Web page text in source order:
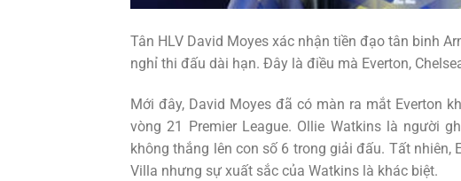
Tân HLV David Moyes xác nhận tiền đạo tân binh
nghỉ thi đấu dài hạn. Đây là điều mà Everton,
Mới đây, David Moyes đã có màn ra mắt Everton
vòng 21 Premier League. Ollie Watkins là người
không thắng lên con số 6 trong giải đấu. Tất
Villa nhưng sự xuất sắc của Watkins là khác biệt.